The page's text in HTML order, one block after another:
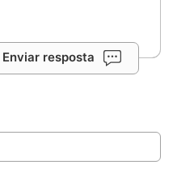
Enviar resposta